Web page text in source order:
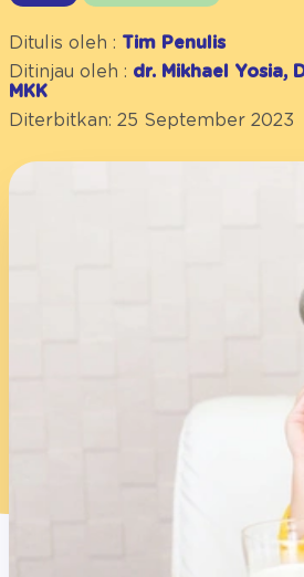
Ditulis oleh : Tim Penulis
Ditinjau oleh : dr. Mikhael Yosia,
MKK
Diterbitkan: 25 September 2023